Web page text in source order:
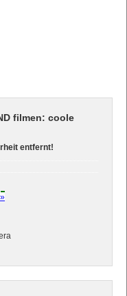
filmen: coole
entfernt!